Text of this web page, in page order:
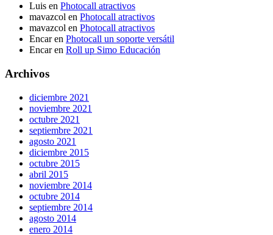
Luis en Photocall atractivos
mavazcol en Photocall atractivos
mavazcol en Photocall atractivos
Encaren Photocall un soporte versátil
Encaren Roll up Simo Educación
Archivos
diciembre 2021
noviembre 2021
octubre 2021
septiembre 2021
agosto 2021
diciembre 2015
octubre 2015
abril 2015
noviembre 2014
octubre 2014
septiembre 2014
agosto 2014
enero 2014